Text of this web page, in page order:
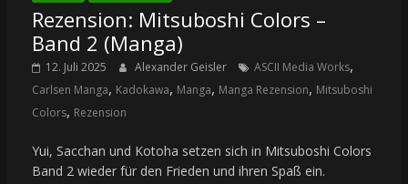
Rezension: Mitsuboshi Colors –
Band 2 (Manga)
12. Juli 2025 Alexander Geisler ASCII Media Works,
Carlsen Manga, Kadokawa, Manga, Manga Rezension, Mitsuboshi
Colors, Rezension
Yui, Sacchan und Kotoha setzen sich in Mitsuboshi Colors
Band 2 wieder für den Frieden und ihren Spaß ein.